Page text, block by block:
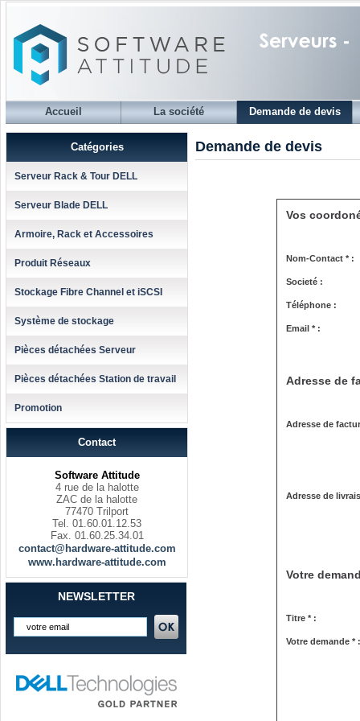
Accueil La société Demande de devis
Catégories
Serveur Rack & Tour DELL
Serveur Blade DELL
Armoire, Rack et Accessoires
Produit Réseaux
Stockage Fibre Channel et iSCSI
Système de stockage
Pièces détachées Serveur
Pièces détachées Station de travail
Promotion
Contact
Software Attitude
4 rue de la halotte
ZAC de la halotte
77470 Trilport
Tel. 01.60.01.12.53
Fax. 01.60.25.34.01
contact@hardware-attitude.com
www.hardware-attitude.com
NEWSLETTER
Demande de devis
Vos
Nom-Contact * :
Societé :
Téléphone :
Email * :
Adresse de
Adresse de
Adresse de
Votre
Titre * :
Votre demande * :